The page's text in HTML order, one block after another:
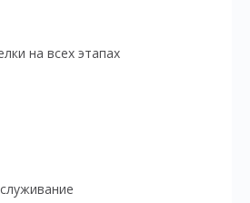
на всех этапах